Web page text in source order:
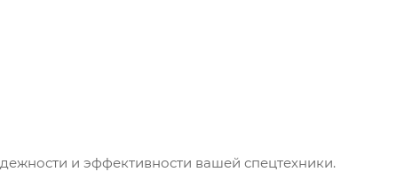
и эффективности вашей спецтехники.